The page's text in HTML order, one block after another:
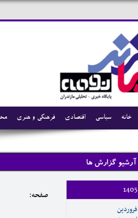
فرهنگی و هنری اقتصادی سیاسی خانه
آرشیو گزارش ها
صفحه:
1405
فروردين